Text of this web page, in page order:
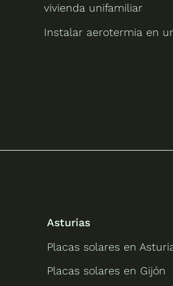
vivienda unifamiliar
Instalar aerotermia en
Asturias
Placas solares en
Placas solares en Gijón